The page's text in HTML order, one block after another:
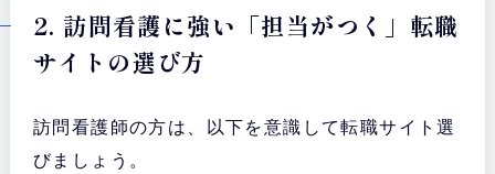
2. 訪問看護に強い「担当がつく」転職
サイトの選び方
訪問看護師の方は、以下を意識して転職サイト選
びましょう。